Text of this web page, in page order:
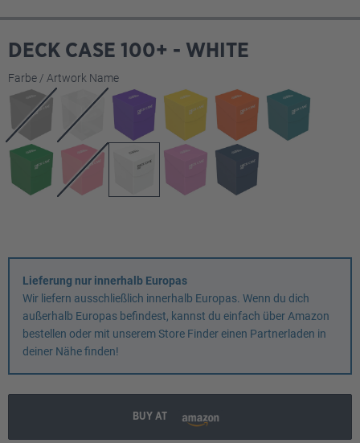
DECK CASE 100+ - WHITE
Farbe / Artwork Nameauswählen
Lieferung nur innerhalb Europas
Wir liefern ausschließlich innerhalb Europas. Wenn du dich
außerhalb Europas befindest, kannst du einfach über Amazon
bestellen oder mit unserem Store Finder einen Partnerladen in
deiner Nähe finden!
BUY AT